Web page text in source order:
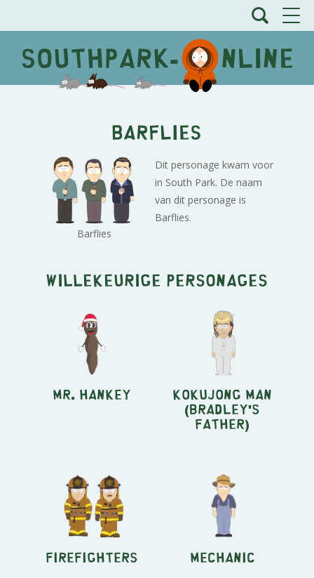
Barflies
Barflies
Dit personage kwam voor
in South Park. De naam
van dit personage is
Barflies.
Willekeurige personages
Mr. Hankey Kokujong Man
(Bradley's
father)
Firefighters Mechanic